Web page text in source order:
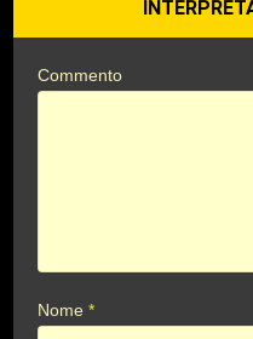
Commento
Nome*